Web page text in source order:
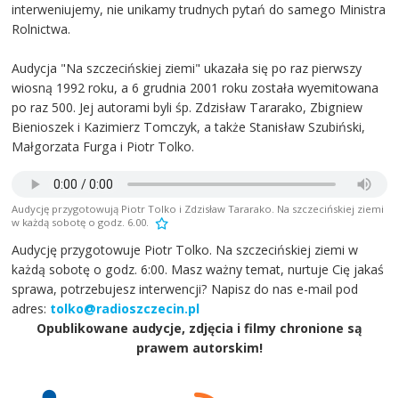
interweniujemy, nie unikamy trudnych pytań do samego Ministra
Rolnictwa.
Audycja "Na szczecińskiej ziemi" ukazała się po raz pierwszy
wiosną 1992 roku, a 6 grudnia 2001 roku została wyemitowana
po raz 500. Jej autorami byli śp. Zdzisław Tararako, Zbigniew
Bienioszek i Kazimierz Tomczyk, a także Stanisław Szubiński,
Małgorzata Furga i Piotr Tolko.
Audycję przygotowują Piotr Tolko i Zdzisław Tararako. Na szczecińskiej ziemi
w każdą sobotę o godz. 6.00.
Audycję przygotowuje Piotr Tolko. Na szczecińskiej ziemi w
każdą sobotę o godz. 6:00. Masz ważny temat, nurtuje Cię jakaś
sprawa, potrzebujesz interwencji? Napisz do nas e-mail pod
adres: tolko@radioszczecin.pl
Opublikowane audycje, zdjęcia i filmy chronione są
prawem autorskim!